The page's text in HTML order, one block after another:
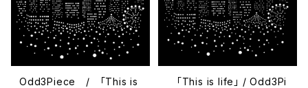
Odd3Piece / 「This is
「This is life」 / Odd3Pi